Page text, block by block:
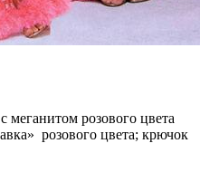
меганитом розового цвета
розового цвета; крючок